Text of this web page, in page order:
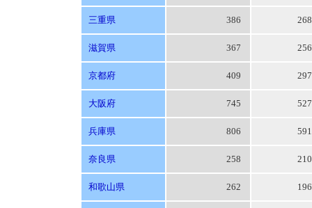
三重県 386
滋賀県 367
京都府 409
大阪府 745
兵庫県 806
奈良県 258
和歌山県 262